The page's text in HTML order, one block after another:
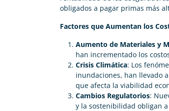
obligados a pagar primas más
Factores que Aumentan los
Aumento de Materiales y
han incrementado los
Crisis Climática: Los
inundaciones, han llevado
que afecta la viabilidad
Cambios Regulatorios:
y la sostenibilidad obligan